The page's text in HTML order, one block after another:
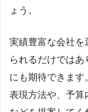
ょう。
実績豊富な会社を
られるだけでは
にも期待できます
表現方法や、予算